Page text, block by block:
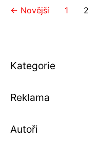
← Novější 1 2
Kategorie
Reklama
Autoři